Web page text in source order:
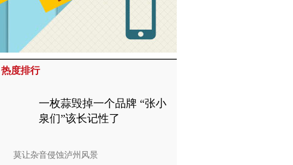
热度排行
一枚蒜毁掉一个品牌 “张小
泉们”该长记性了
莫让杂音侵蚀泸州风景